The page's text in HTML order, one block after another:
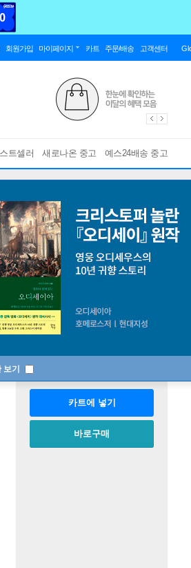
회원가입 마이페이지 카트 주문/배송 고객센터
트셀러 새로나온 중고 예스24배송 중고
보기 수량
카트에 넣기
바로구매